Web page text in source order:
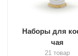
Наборы для
чая
21 товар